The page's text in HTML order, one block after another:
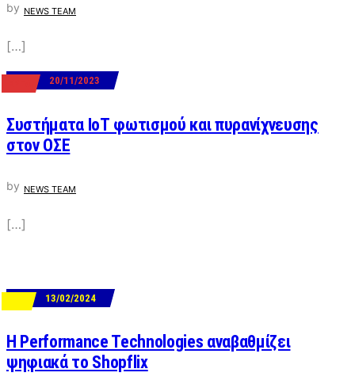
by NEWS TEAM
[…]
20/11/2023
Συστήματα ΙοΤ φωτισμού και πυρανίχνευσης
στον ΟΣΕ
by NEWS TEAM
[…]
13/02/2024
Η Performance Technologies αναβαθμίζει
ψηφιακά το Shopflix